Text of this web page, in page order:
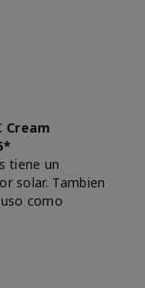
Cream
tiene un
solar. Tambien
como